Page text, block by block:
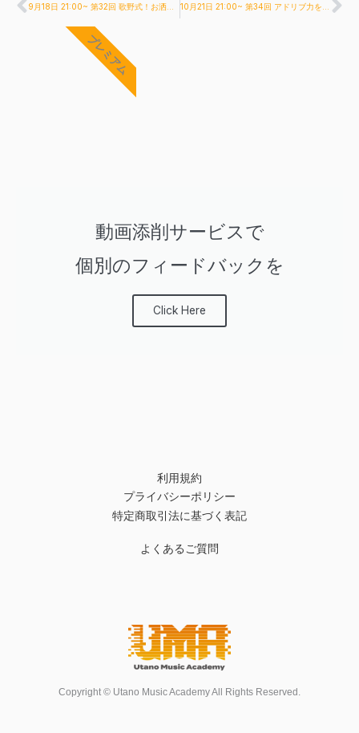
Prev
動画添削サービスで
個別のフィードバックを
Click Here
プレミアム
利用規約
プライバシーポリシー
特定商取引法に基づく表記
よくあるご質問
Copyright © Utano Music Academy All Rights Reserved.